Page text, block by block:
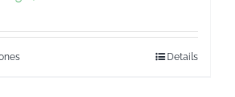
Details